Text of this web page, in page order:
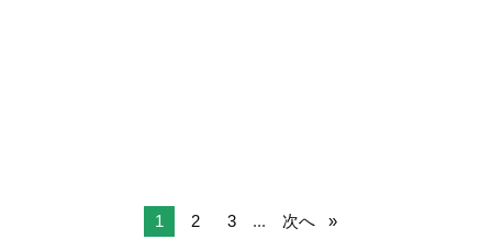
1 2 3 ... 次へ